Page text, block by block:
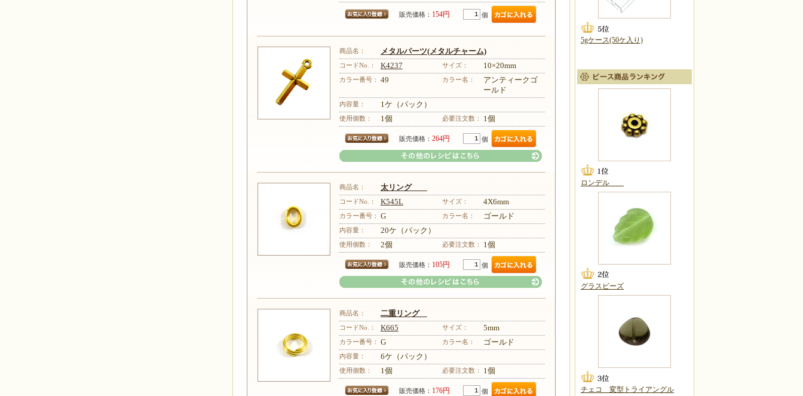
販売価格： 154円 個
商品名： メタルパーツ(メタルチャーム)
コードNo.： K4237 サイズ： 10×20mm
カラー番号： 49 カラー名：
アンティークゴ
ールド
内容量： 1ケ（パック）
使用個数： 1個 必要注文数： 1個
販売価格： 264円 個
その他のレシピはこちら
商品名： 太リング
コードNo.： K545L サイズ： 4X6mm
カラー番号： G カラー名： ゴールド
内容量： 20ケ（パック）
使用個数： 2個 必要注文数： 1個
販売価格： 105円 個
その他のレシピはこちら
商品名： 二重リング
コードNo.： K665 サイズ： 5mm
カラー番号： G カラー名： ゴールド
内容量： 6ケ（パック）
使用個数： 1個 必要注文数： 1個
販売価格： 176円 個
5gケース(50ケ入り)
ロンデル
グラスビーズ
チェコ 変型トライアングル